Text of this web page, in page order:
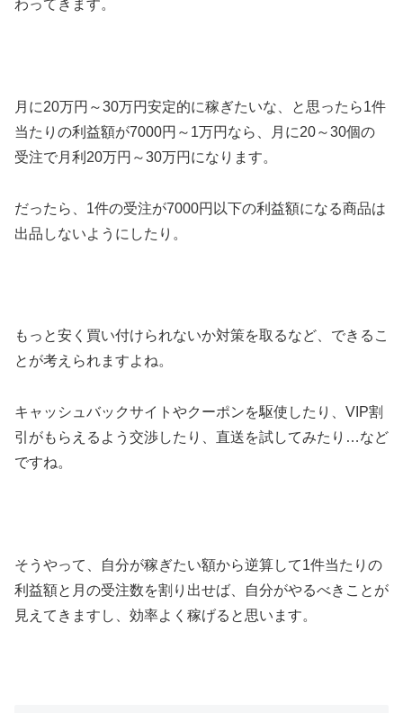
わってきます。
月に20万円～30万円安定的に稼ぎたいな、と思ったら1件
当たりの利益額が7000円～1万円なら、月に20～30個の
受注で月利20万円～30万円になります。
だったら、1件の受注が7000円以下の利益額になる商品は
出品しないようにしたり。
もっと安く買い付けられないか対策を取るなど、できるこ
とが考えられますよね。
キャッシュバックサイトやクーポンを駆使したり、VIP割
引がもらえるよう交渉したり、直送を試してみたり…など
ですね。
そうやって、自分が稼ぎたい額から逆算して1件当たりの
利益額と月の受注数を割り出せば、自分がやるべきことが
見えてきますし、効率よく稼げると思います。